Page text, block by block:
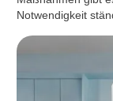
Notwendigkeit